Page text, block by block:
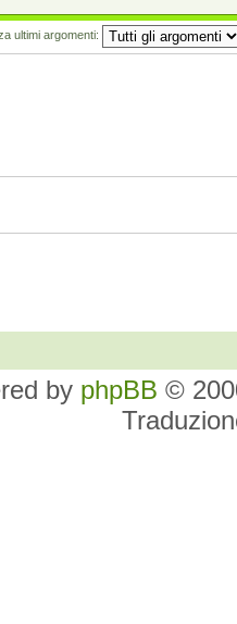
ultimi argomenti:
by phpBB ©